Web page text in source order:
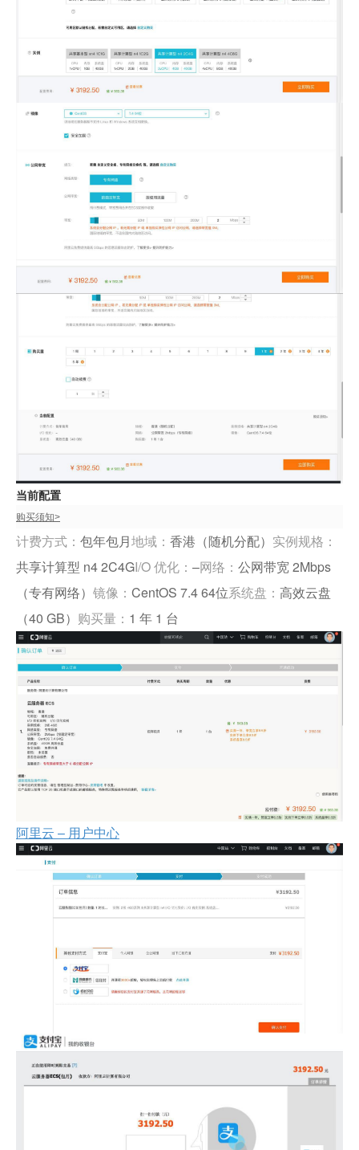
当前配置
购买须知>
计费方式： 包年包月地域： 香港（随机分配） 实例规格：
共享计算型 n4 2C4GI/O 优化： –网络： 公网带宽 2Mbps
（专有网络） 镜像： CentOS 7.4 64位系统盘： 高效云盘
（40 GB） 购买量： 1 年 1 台
阿里云 – 用户中心